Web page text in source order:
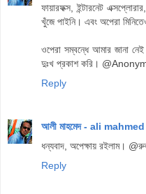
ফায়ারফক্স, ইন্টারনেট
খুঁজে পাইনি। এবং অপেরা
ওপেরা সম্বন্ধে আমার জানা নেই
দুঃখ প্রকাশ করি।
Reply
আলী মাহমেদ - ali mahmed
ধন্যবাদ, অপেক্ষায় রইলাম।
Reply